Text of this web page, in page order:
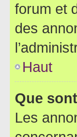
forum et
des
Haut
Que
Les